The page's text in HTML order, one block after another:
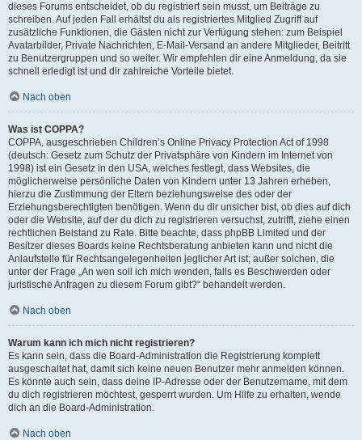
dieses Forums entscheidet, ob du registriert sein musst, um Beiträge zu
schreiben. Auf jeden Fall erhältst du als registriertes Mitglied Zugriff auf
zusätzliche Funktionen, die Gästen nicht zur Verfügung stehen: zum Beispiel
Avatarbilder, Private Nachrichten, E-Mail-Versand an andere Mitglieder, Beitritt
zu Benutzergruppen und so weiter. Wir empfehlen dir eine Anmeldung, da sie
schnell erledigt ist und dir zahlreiche Vorteile bietet.
Nach oben
Was ist COPPA?
COPPA, ausgeschrieben Children’s Online Privacy Protection Act of 1998
(deutsch: Gesetz zum Schutz der Privatsphäre von Kindern im Internet von
1998) ist ein Gesetz in den USA, welches festlegt, dass Websites, die
möglicherweise persönliche Daten von Kindern unter 13 Jahren erheben,
hierzu die Zustimmung der Eltern beziehungsweise des oder der
Erziehungsberechtigten benötigen. Wenn du dir unsicher bist, ob dies auf dich
oder die Website, auf der du dich zu registrieren versuchst, zutrifft, ziehe einen
rechtlichen Beistand zu Rate. Bitte beachte, dass phpBB Limited und der
Besitzer dieses Boards keine Rechtsberatung anbieten kann und nicht die
Anlaufstelle für Rechtsangelegenheiten jeglicher Art ist; außer solchen, die
unter der Frage „An wen soll ich mich wenden, falls es Beschwerden oder
juristische Anfragen zu diesem Forum gibt?“ behandelt werden.
Nach oben
Warum kann ich mich nicht registrieren?
Es kann sein, dass die Board-Administration die Registrierung komplett
ausgeschaltet hat, damit sich keine neuen Benutzer mehr anmelden können.
Es könnte auch sein, dass deine IP-Adresse oder der Benutzername, mit dem
du dich registrieren möchtest, gesperrt wurden. Um Hilfe zu erhalten, wende
dich an die Board-Administration.
Nach oben